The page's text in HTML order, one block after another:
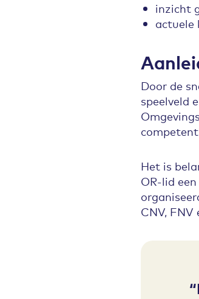
inzicht
actuele
Door de
speelveld
Het is
OR-lid
CNV,